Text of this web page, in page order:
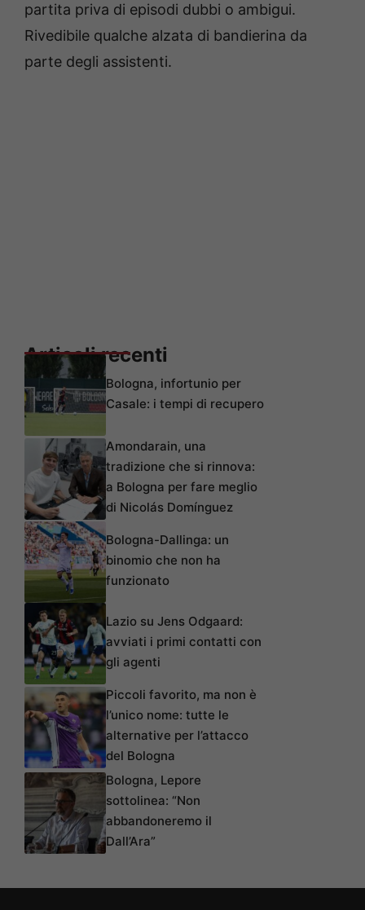
partita priva di episodi dubbi o ambigui.
Rivedibile qualche alzata di bandierina da
parte degli assistenti.
Articoli recenti
Bologna, infortunio per
Casale: i tempi di recupero
Amondarain, una
tradizione che si rinnova:
a Bologna per fare meglio
di Nicolás Domínguez
Bologna-Dallinga: un
binomio che non ha
funzionato
Lazio su Jens Odgaard:
avviati i primi contatti con
gli agenti
Piccoli favorito, ma non è
l’unico nome: tutte le
alternative per l’attacco
del Bologna
Bologna, Lepore
sottolinea: “Non
abbandoneremo il
Dall’Ara”